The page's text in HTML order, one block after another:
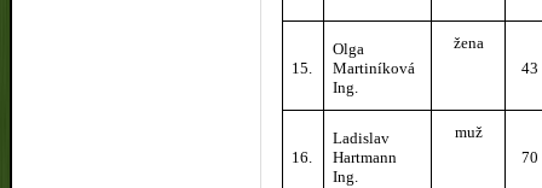
15.
Olga
Martiníková
Ing.
žena
43
16.
Ladislav
Hartmann
Ing.
muž
70